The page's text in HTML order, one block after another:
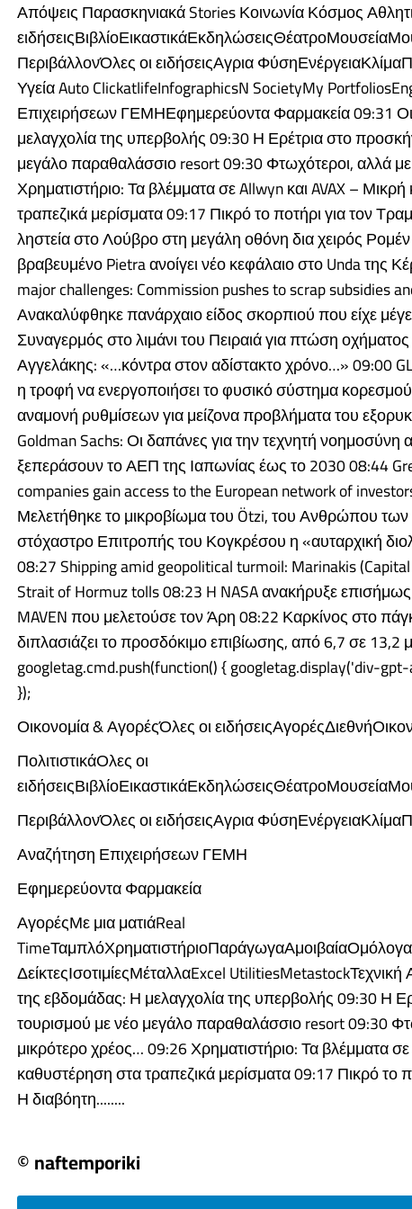
Απόψεις Παρασκηνιακά Stories Κοινωνία Κόσμος
ΠεριβάλλονΌλες οι ειδήσειςΑγρια
Υγεία Auto ClickatlifeInfographicsN SocietyMy
Επιχειρήσεων ΓΕΜΗΕφημερεύοντα Φαρμακεία 09:31 Οι
μελαγχολία της υπερβολής 09:30 Η Ερέτρια στο
μεγάλο παραθαλάσσιο resort 09:30 Φτωχότεροι, αλλά
Χρηματιστήριο: Τα βλέμματα σε Allwyn και AVAX –
τραπεζικά μερίσματα 09:17 Πικρό το ποτήρι για τον
ληστεία στο Λούβρο στη μεγάλη οθόνη δια χειρός
βραβευμένο Pietra ανοίγει νέο κεφάλαιο στο Unda της
major challenges: Commission pushes to scrap subsidies
Ανακαλύφθηκε πανάρχαιο είδος σκορπιού που είχε
Συναγερμός στο λιμάνι του Πειραιά για πτώση
Αγγελάκης: «…κόντρα στον αδίστακτο χρόνο…» 09:00
η τροφή να ενεργοποιήσει το φυσικό σύστημα
αναμονή ρυθμίσεων για μείζονα προβλήματα του
Goldman Sachs: Οι δαπάνες για την τεχνητή νοημοσύνη
ξεπεράσουν το ΑΕΠ της Ιαπωνίας έως το 2030 08:44
companies gain access to the European network of
Μελετήθηκε το μικροβίωμα του Ötzi, του Ανθρώπου
στόχαστρο Επιτροπής του Κογκρέσου η «αυταρχική
08:27 Shipping amid geopolitical turmoil: Marinakis
Strait of Hormuz tolls 08:23 H NASA ανακήρυξε
MAVEN που μελετούσε τον Άρη 08:22 Καρκίνος στο
διπλασιάζει το προσδόκιμο επιβίωσης, από 6,7 σε 13,2
googletag.cmd.push(function() { googletag.display('div-
});
Οικονομία & ΑγορέςΌλες οι
ΠολιτιστικάΟλες οι
ΠεριβάλλονΌλες οι ειδήσειςΑγρια
Αναζήτηση Επιχειρήσεων ΓΕΜΗ
Εφημερεύοντα Φαρμακεία
ΑγορέςΜε μια ματιάReal
ΔείκτεςΙσοτιμίεςΜέταλλαExcel
της εβδομάδας: Η μελαγχολία της υπερβολής 09:30 Η
τουρισμού με νέο μεγάλο παραθαλάσσιο resort 09:30
μικρότερο χρέος… 09:26 Χρηματιστήριο: Τα βλέμματα
καθυστέρηση στα τραπεζικά μερίσματα 09:17 Πικρό το
Η διαβόητη........
© naftemporiki